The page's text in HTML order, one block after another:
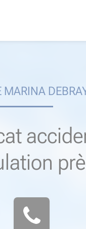
MARINA